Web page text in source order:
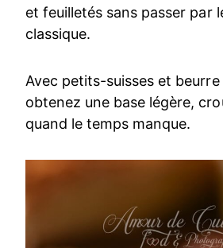
et feuilletés sans passer par
classique.
Avec petits-suisses et
obtenez une base légère,
quand le temps manque.